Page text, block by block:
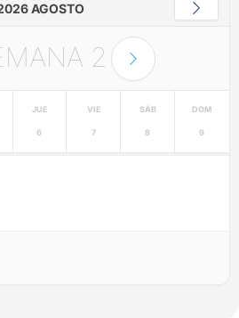
AGOSTO
2
JUE
6
VIE
7
SÁB
8
DOM
9